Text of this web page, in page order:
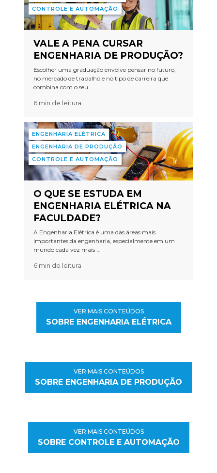
CONTROLE E AUTOMAÇÃO
VALE A PENA CURSAR
ENGENHARIA DE PRODUÇÃO?
Escolher uma graduação envolve pensar no futuro,
no mercado de trabalho e no tipo de carreira que
combina com o seu ...
6 min de leitura
ENGENHARIA ELÉTRICA
ENGENHARIA DE PRODUÇÃO
CONTROLE E AUTOMAÇÃO
O QUE SE ESTUDA EM
ENGENHARIA ELÉTRICA NA
FACULDADE?
A Engenharia Elétrica é uma das áreas mais
importantes da engenharia, especialmente em um
mundo cada vez mais ...
6 min de leitura
VER MAIS CONTEÚDOS
SOBRE ENGENHARIA ELÉTRICA
VER MAIS CONTEÚDOS
SOBRE ENGENHARIA DE PRODUÇÃO
VER MAIS CONTEÚDOS
SOBRE CONTROLE E AUTOMAÇÃO